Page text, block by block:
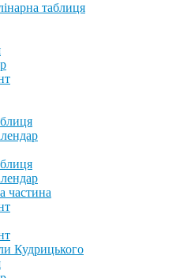
таблиця
частина
Кудрицького